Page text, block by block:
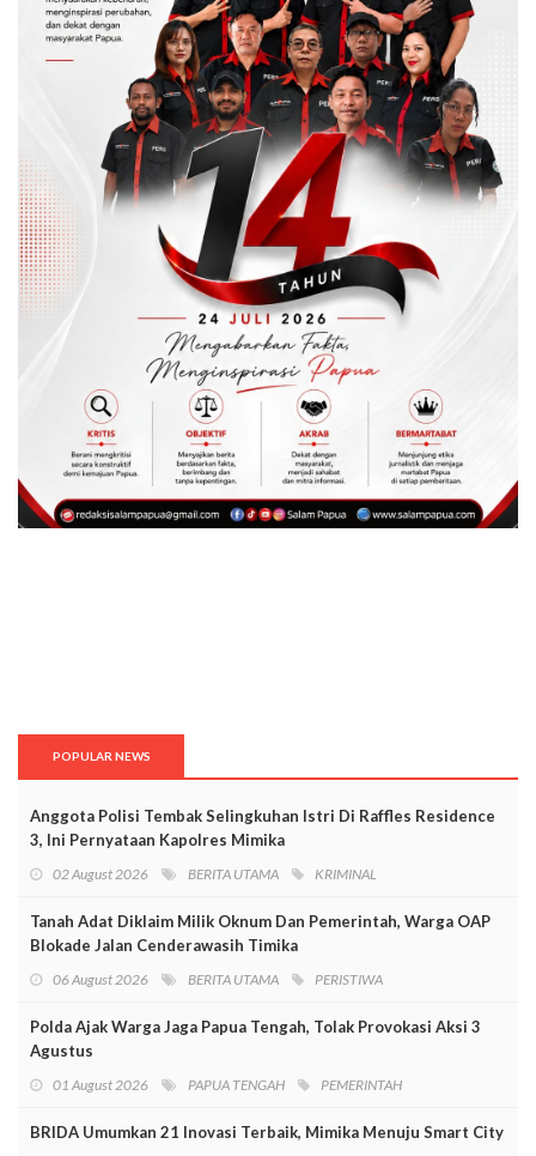
POPULAR NEWS
Anggota Polisi Tembak Selingkuhan Istri Di Raffles Residence
3, Ini Pernyataan Kapolres Mimika
02 August 2026 BERITA UTAMA KRIMINAL
Tanah Adat Diklaim Milik Oknum Dan Pemerintah, Warga OAP
Blokade Jalan Cenderawasih Timika
06 August 2026 BERITA UTAMA PERISTIWA
Polda Ajak Warga Jaga Papua Tengah, Tolak Provokasi Aksi 3
Agustus
01 August 2026 PAPUA TENGAH PEMERINTAH
BRIDA Umumkan 21 Inovasi Terbaik, Mimika Menuju Smart City